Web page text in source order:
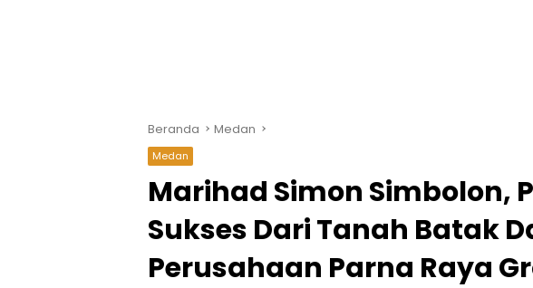
Beranda Medan
Medan
Marihad Simon Simbolon,
Sukses Dari Tanah Batak
Perusahaan Parna Raya